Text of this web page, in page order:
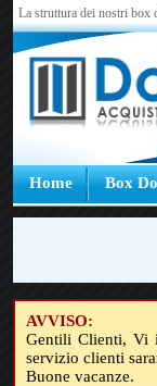
La struttura dei nostri box
Home Box
AVVISO:
Gentili Clienti, Vi
servizio clienti
Buone vacanze.